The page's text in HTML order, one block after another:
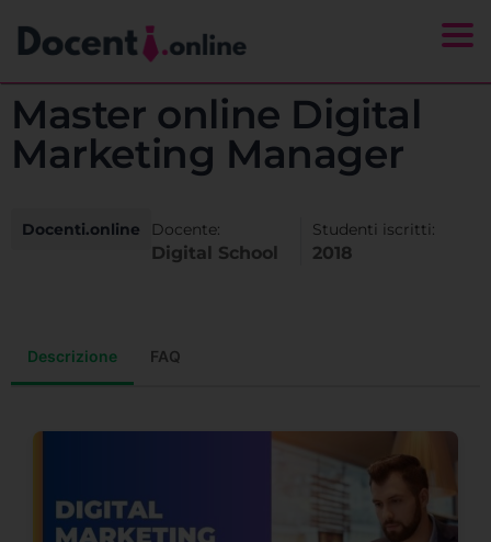
Master online Digital
Marketing Manager
Docenti.online Docente:
Digital School
Studenti iscritti:
2018
Descrizione FAQ